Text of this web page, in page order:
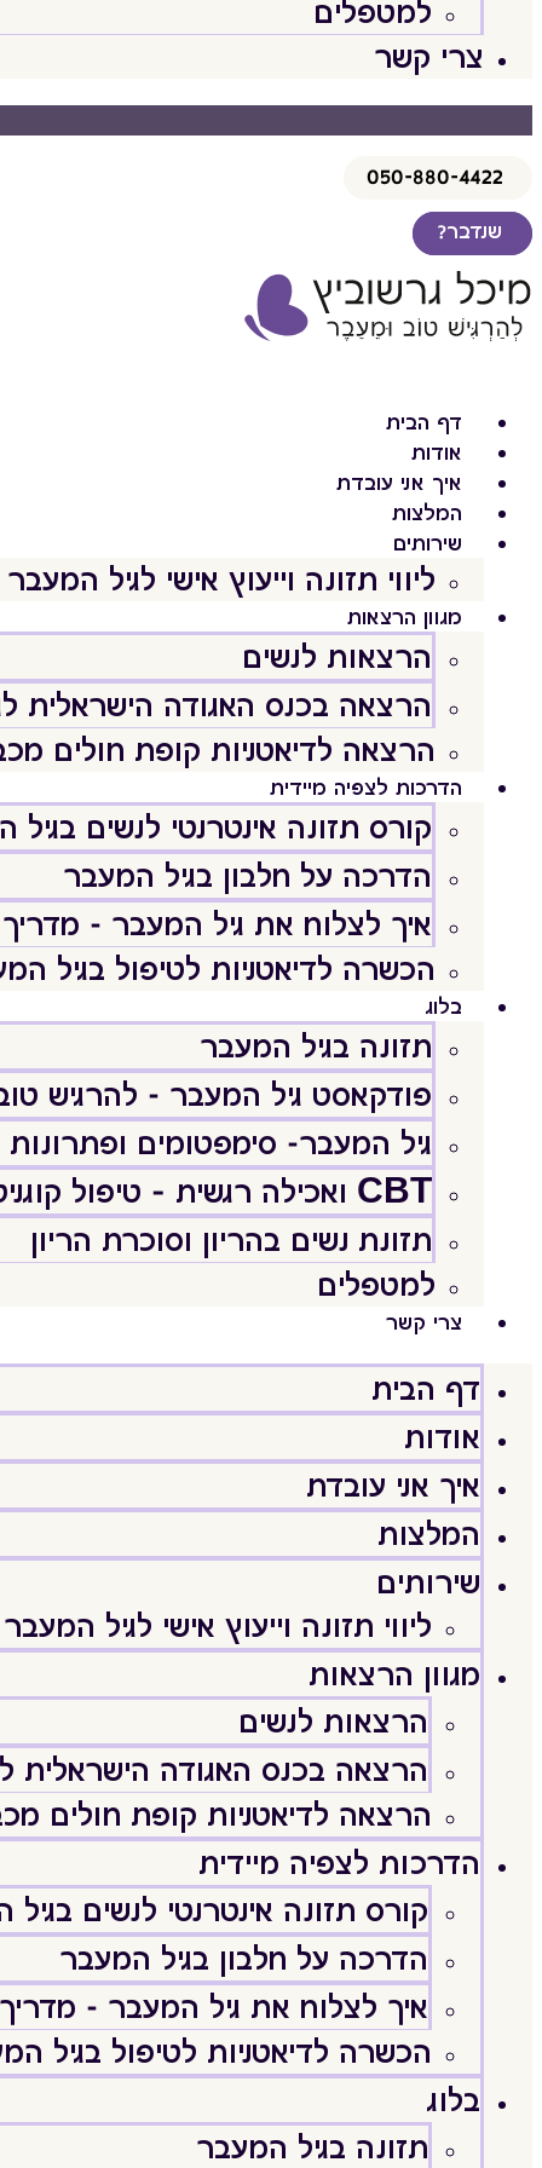
למטפלים
צרי קשר
050-880-4422
שנדבר?
דף הבית
אודות
איך אני עובדת
המלצות
שירותים
ליווי תזונה וייעוץ אישי לגיל המעבר
מגוון הרצאות
הרצאות לנשים
הרצאה בכנס האגודה הישראלית
הרצאה לדיאטניות קופת חולים
הדרכות לצפיה מיידית
קורס תזונה אינטרנטי לנשים בגיל
הדרכה על חלבון בגיל המעבר
איך לצלוח את גיל המעבר - מדריך
הכשרה לדיאטניות לטיפול בגיל
בלוג
תזונה בגיל המעבר
פודקאסט גיל המעבר - להרגיש
גיל המעבר- סימפטומים ופתרונות
CBT ואכילה רגשית – טיפול קוגניטיבי התנהגותי
תזונת נשים בהריון וסוכרת הריון
למטפלים
צרי קשר
דף הבית
אודות
איך אני עובדת
המלצות
שירותים
ליווי תזונה וייעוץ אישי לגיל המעבר
מגוון הרצאות
הרצאות לנשים
הרצאה בכנס האגודה הישראלית
הרצאה לדיאטניות קופת חולים
הדרכות לצפיה מיידית
קורס תזונה אינטרנטי לנשים
הדרכה על חלבון בגיל המעבר
איך לצלוח את גיל המעבר - מדריך
הכשרה לדיאטניות לטיפול בגיל
בלוג
תזונה בגיל המעבר